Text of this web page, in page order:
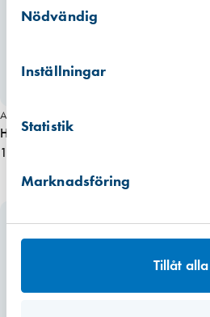
Nödvändig
Inställningar
Statistik
Marknadsföring
Tillåt alla
Art. nr 8293
Hörselskydd Zekler 412 D
1 325,00 kr
Finns i lager (1 st)
Finns i lager (2 st)